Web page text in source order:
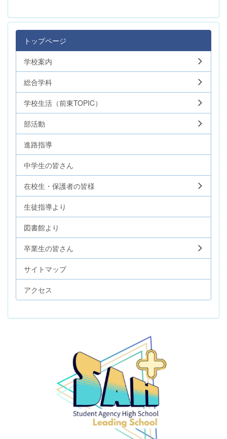
トップページ
学校案内
総合学科
学校生活（前東TOPIC）
部活動
進路指導
中学生の皆さん
在校生・保護者の皆様
生徒指導より
図書館より
卒業生の皆さん
サイトマップ
アクセス